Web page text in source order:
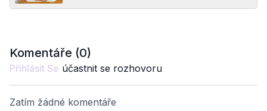
Komentáře (0)
Přihlásit Se účastnit se rozhovoru
Zatím žádné komentáře